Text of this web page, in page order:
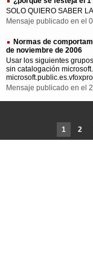
SOLO QUIERO SABER
Mensaje publicado en el
Normas de
de noviembre de 2006
Usar los siguientes
sin catalogación
Mensaje publicado en el
1 2